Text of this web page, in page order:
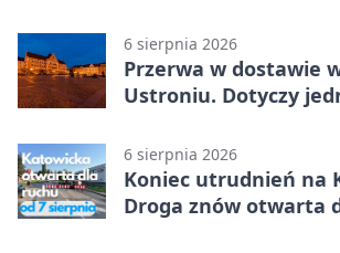
6 sierpnia 2026
Przerwa w dostawie
Ustroniu. Dotyczy
6 sierpnia 2026
Koniec utrudnień na
Droga znów otwarta